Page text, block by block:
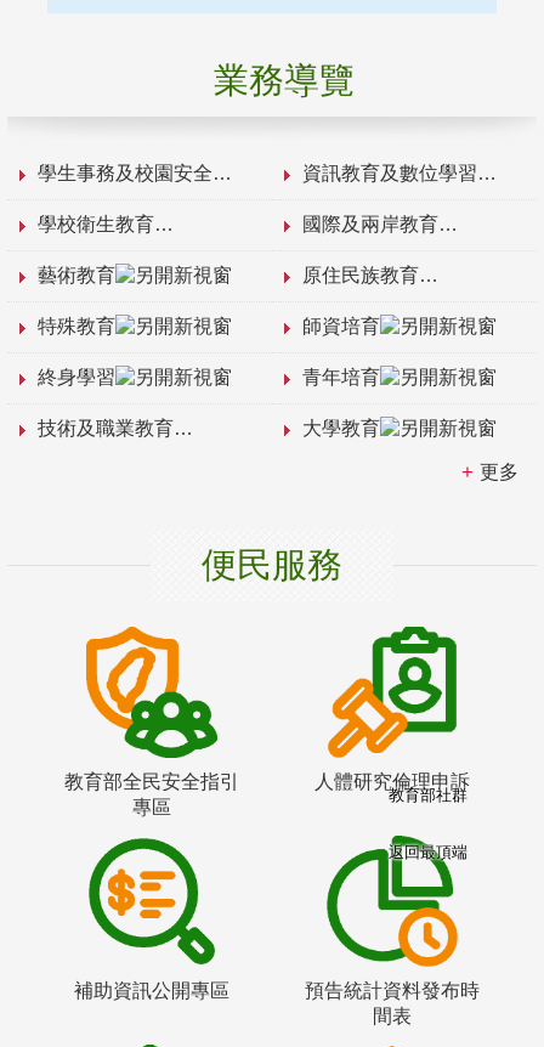
業務導覽
學生事務及校園安全 資訊教育及數位學習
學校衛生教育 國際及兩岸教育
藝術教育 原住民族教育
特殊教育 師資培育
終身學習 青年培育
技術及職業教育 大學教育
更多
便民服務
教育部全民安全指引
專區
人體研究倫理申訴
補助資訊公開專區
預告統計資料發布時
間表
教育部社群
返回最頂端